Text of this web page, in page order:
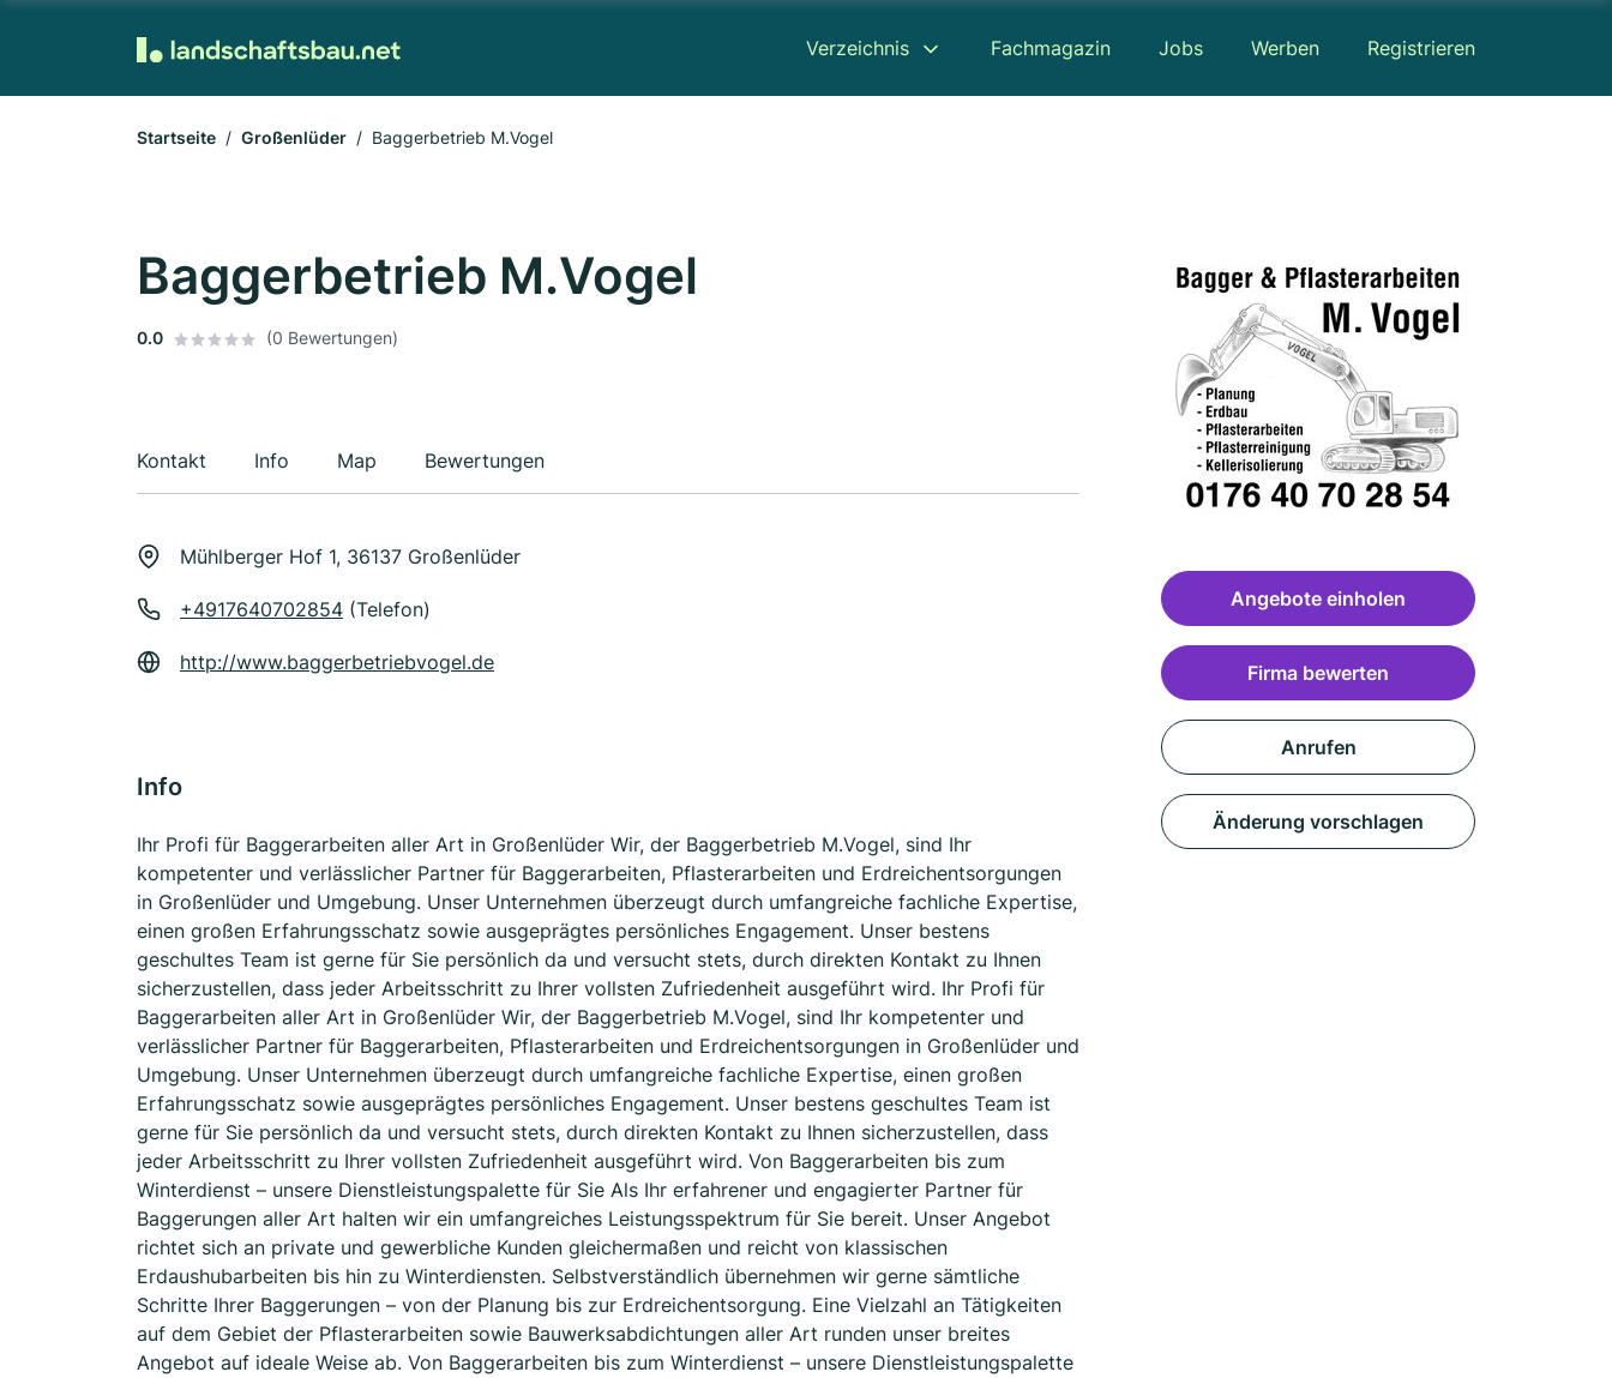
Verzeichnis Fachmagazin Jobs Werben Registrieren
Startseite Großenlüder Baggerbetrieb M.Vogel
Baggerbetrieb M.Vogel
0.0 (0 Bewertungen)
Kontakt Info Map Bewertungen
Mühlberger Hof 1, 36137 Großenlüder
+4917640702854 (Telefon)
http://www.baggerbetriebvogel.de
Info
Ihr Profi für Baggerarbeiten aller Art in Großenlüder Wir, der Baggerbetrieb M.Vogel, sind Ihr
kompetenter und verlässlicher Partner für Baggerarbeiten, Pflasterarbeiten und Erdreichentsorgungen
in Großenlüder und Umgebung. Unser Unternehmen überzeugt durch umfangreiche fachliche Expertise,
einen großen Erfahrungsschatz sowie ausgeprägtes persönliches Engagement. Unser bestens
geschultes Team ist gerne für Sie persönlich da und versucht stets, durch direkten Kontakt zu Ihnen
sicherzustellen, dass jeder Arbeitsschritt zu Ihrer vollsten Zufriedenheit ausgeführt wird. Ihr Profi für
Baggerarbeiten aller Art in Großenlüder Wir, der Baggerbetrieb M.Vogel, sind Ihr kompetenter und
verlässlicher Partner für Baggerarbeiten, Pflasterarbeiten und Erdreichentsorgungen in Großenlüder und
Umgebung. Unser Unternehmen überzeugt durch umfangreiche fachliche Expertise, einen großen
Erfahrungsschatz sowie ausgeprägtes persönliches Engagement. Unser bestens geschultes Team ist
gerne für Sie persönlich da und versucht stets, durch direkten Kontakt zu Ihnen sicherzustellen, dass
jeder Arbeitsschritt zu Ihrer vollsten Zufriedenheit ausgeführt wird. Von Baggerarbeiten bis zum
Winterdienst – unsere Dienstleistungspalette für Sie Als Ihr erfahrener und engagierter Partner für
Baggerungen aller Art halten wir ein umfangreiches Leistungsspektrum für Sie bereit. Unser Angebot
richtet sich an private und gewerbliche Kunden gleichermaßen und reicht von klassischen
Erdaushubarbeiten bis hin zu Winterdiensten. Selbstverständlich übernehmen wir gerne sämtliche
Schritte Ihrer Baggerungen – von der Planung bis zur Erdreichentsorgung. Eine Vielzahl an Tätigkeiten
auf dem Gebiet der Pflasterarbeiten sowie Bauwerksabdichtungen aller Art runden unser breites
Angebot auf ideale Weise ab. Von Baggerarbeiten bis zum Winterdienst – unsere Dienstleistungspalette
Angebote einholen
Firma bewerten
Anrufen
Änderung vorschlagen